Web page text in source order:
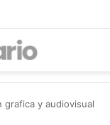
grafica y audiovisual